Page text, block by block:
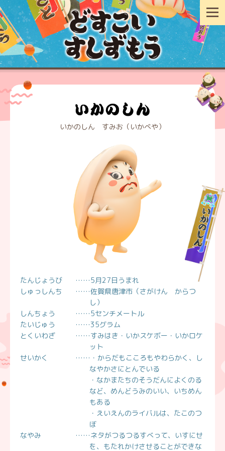
いかのしん すみお（いかべや）
たんじょうび
……5月27日うまれ
しゅっしんち
……佐賀県唐津市（さがけん からつ
し）
しんちょう
……5センチメートル
たいじゅう
……35グラム
とくいわざ
……すみはき・いかスケボー・いかロケ
ット
せいかく
……・からだもこころもやわらかく、し
なやかさにとんでいる
・なかまたちのそうだんによくのる
など、めんどうみのいい、いちめん
もある
・えいえんのライバルは、たこのつ
ぼ
なやみ
……ネタがつるつるすべって、いすにせ
を、もたれかけさせることができな